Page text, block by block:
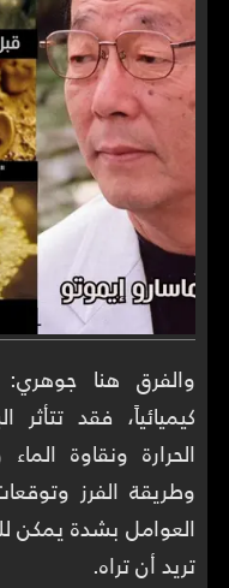
والفرق هنا
كيميائياً، فقد
الحرارة ونقاوة
وطريقة الفرز
العوامل بشدة يمكن
تريد أن تراه.